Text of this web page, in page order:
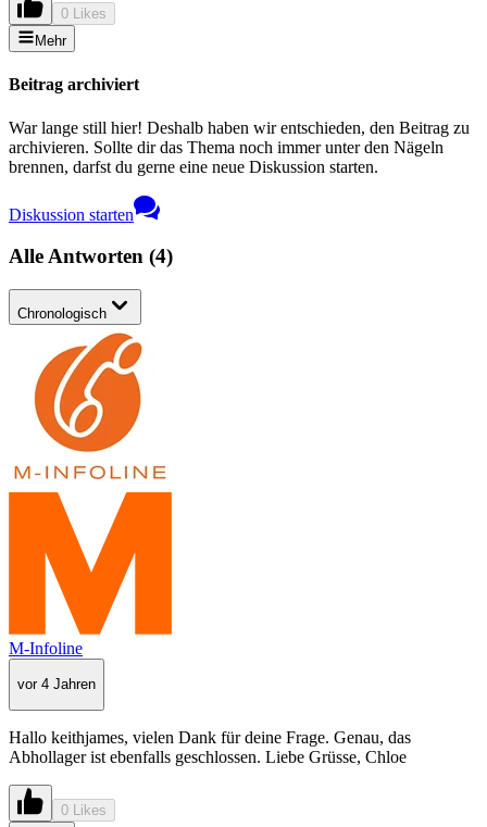
0 Likes
Mehr
Beitrag archiviert
War lange still hier! Deshalb haben wir entschieden, den Beitrag zu
archivieren. Sollte dir das Thema noch immer unter den Nägeln
brennen, darfst du gerne eine neue Diskussion starten.
Diskussion starten
Alle Antworten (4)
Chronologisch
M-Infoline
vor 4 Jahren
Hallo keithjames, vielen Dank für deine Frage. Genau, das
Abhollager ist ebenfalls geschlossen. Liebe Grüsse, Chloe
0 Likes